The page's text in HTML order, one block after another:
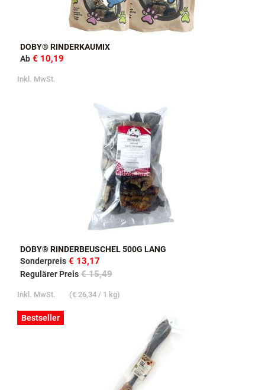
DOBY® RINDERKAUMIX
Ab € 10,19
Inkl. MwSt.
DOBY® RINDERBEUSCHEL 500G LANG
Sonderpreis € 13,17
Regulärer Preis € 15,49
Inkl. MwSt. (€ 26,34 / 1 kg)
Bestseller